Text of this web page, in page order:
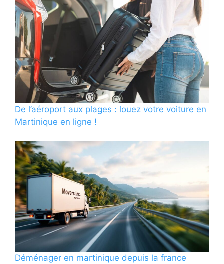
De l’aéroport aux plages : louez votre voiture en
Martinique en ligne !
Déménager en martinique depuis la france